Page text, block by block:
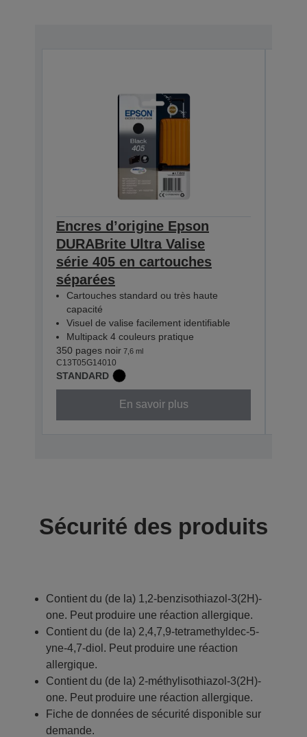
Encres d’origine Epson
DURABrite Ultra Valise
série 405 en cartouches
séparées
Cartouches standard ou très haute
capacité
Visuel de valise facilement identifiable
Multipack 4 couleurs pratique
350 pages noir 7,6 ml
C13T05G14010
STANDARD
En savoir plus
Sécurité des produits
Contient du (de la) 1,2-benzisothiazol-3(2H)-
one. Peut produire une réaction allergique.
Contient du (de la) 2,4,7,9-tetramethyldec-5-
yne-4,7-diol. Peut produire une réaction
allergique.
Contient du (de la) 2-méthylisothiazol-3(2H)-
one. Peut produire une réaction allergique.
Fiche de données de sécurité disponible sur
demande.